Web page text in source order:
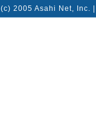
(c) 2005 Asahi Net, Inc.